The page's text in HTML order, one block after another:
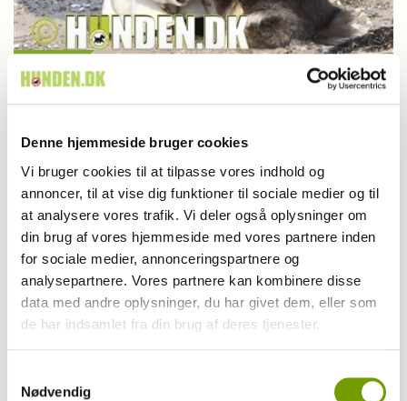
Denne hjemmeside bruger cookies
Vi bruger cookies til at tilpasse vores indhold og
annoncer, til at vise dig funktioner til sociale medier og til
at analysere vores trafik. Vi deler også oplysninger om
din brug af vores hjemmeside med vores partnere inden
for sociale medier, annonceringspartnere og
analysepartnere. Vores partnere kan kombinere disse
data med andre oplysninger, du har givet dem, eller som
de har indsamlet fra din brug af deres tjenester.
Nødvendig
Glæd dig til det kommende blad